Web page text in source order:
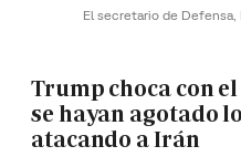
El secretario de
Trump choca con
se hayan agotado
atacando a Irán